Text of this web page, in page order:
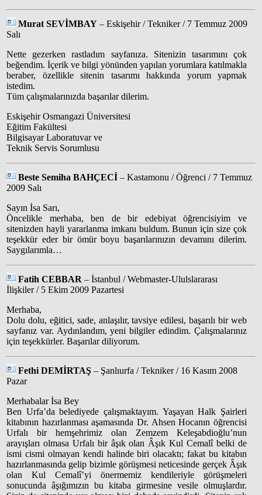
Murat SEVİMBAY – Eskişehir / Tekniker / 7 Temmuz 2009
Salı
Nette gezerken rastladım sayfanıza. Sitenizin tasarımını çok
beğendim. İçerik ve bilgi yönünden yapılan yorumlara katılmakla
beraber, özellikle sitenin tasarımı hakkında yorum yapmak
istedim.
Tüm çalışmalarınızda başarılar dilerim.
Eskişehir Osmangazi Üniversitesi
Eğitim Fakültesi
Bilgisayar Laboratuvar ve
Teknik Servis Sorumlusu
Beste Semiha BAHÇECİ – Kastamonu / Öğrenci / 7 Temmuz
2009 Salı
Sayın İsa Sarı,
Öncelikle merhaba, ben de bir edebiyat öğrencisiyim ve
sitenizden hayli yararlanma imkanı buldum. Bunun için size çok
teşekkür eder bir ömür boyu başarılarınızın devamını dilerim.
Saygılarımla…
Fatih CEBBAR – İstanbul / Webmaster-Ululslararası
İlişkiler / 5 Ekim 2009 Pazartesi
Merhaba,
Dolu dolu, eğitici, sade, anlaşılır, tavsiye edilesi, başarılı bir web
sayfanız var. Aydınlandım, yeni bilgiler edindim. Çalışmalarınız
için teşekkürler. Başarılar diliyorum.
Fethi DEMİRTAŞ – Şanlıurfa / Tekniker / 16 Kasım 2008
Pazar
Merhabalar İsa Bey
Ben Urfa’da belediyede çalışmaktayım. Yaşayan Halk Şairleri
kitabının hazırlanması aşamasında Dr. Ahsen Hocanın öğrencisi
Urfalı bir hemşehrimiz olan Zemzem Keleşabdioğlu’nun
arayışları olmasa Urfalı bir âşık olan Âşık Kul Cemalî belki de
ismi cismi olmayan kendi halinde biri olacaktı; fakat bu kitabın
hazırlanmasında gelip bizimle görüşmesi neticesinde gerçek Âşık
olan Kul Cemalî’yi önermemiz kendileriyle görüşmeleri
sonucunda âşığımızın bu kitaba girmesine vesile olmuşlardır.